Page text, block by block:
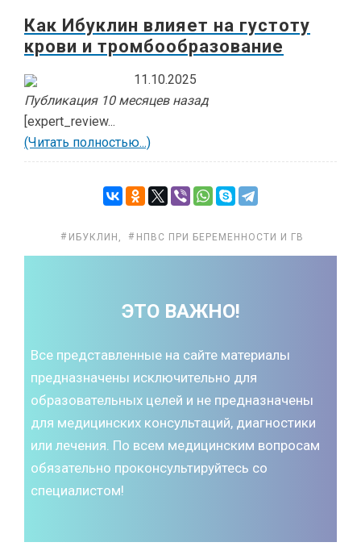
Как Ибуклин влияет на густоту
крови и тромбообразование
11.10.2025
Публикация 10 месяцев назад
[expert_review...
(Читать полностью...)
ИБУКЛИН , НПВС ПРИ БЕРЕМЕННОСТИ И ГВ
ЭТО ВАЖНО!
Все представленные на сайте материалы
предназначены исключительно для
образовательных целей и не предназначены
для медицинских консультаций, диагностики
или лечения. По всем медицинским вопросам
обязательно проконсультируйтесь со
специалистом!